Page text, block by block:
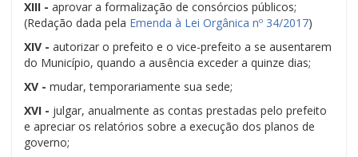
XIII - aprovar a formalização de consórcios públicos;
(Redação dada pela Emenda à Lei Orgânica nº 34/2017)
XIV - autorizar o prefeito e o vice-prefeito a se ausentarem
do Município, quando a ausência exceder a quinze dias;
XV - mudar, temporariamente sua sede;
XVI - julgar, anualmente as contas prestadas pelo prefeito
e apreciar os relatórios sobre a execução dos planos de
governo;